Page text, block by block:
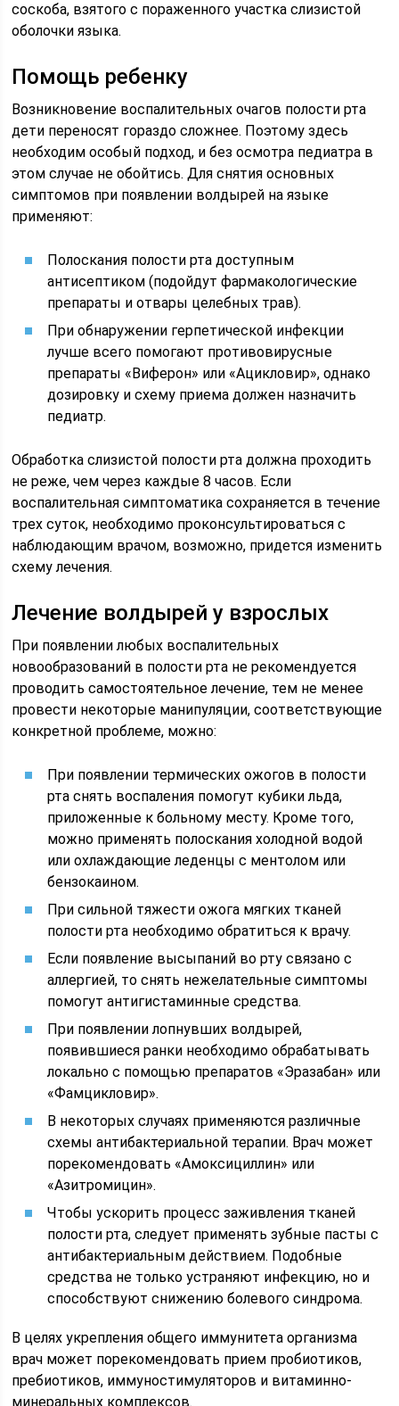
соскоба, взятого с пораженного участка слизистой
оболочки языка.
Помощь ребенку
Возникновение воспалительных очагов полости рта
дети переносят гораздо сложнее. Поэтому здесь
необходим особый подход, и без осмотра педиатра в
этом случае не обойтись. Для снятия основных
симптомов при появлении волдырей на языке
применяют:
Полоскания полости рта доступным
антисептиком (подойдут фармакологические
препараты и отвары целебных трав).
При обнаружении герпетической инфекции
лучше всего помогают противовирусные
препараты «Виферон» или «Ацикловир», однако
дозировку и схему приема должен назначить
педиатр.
Обработка слизистой полости рта должна проходить
не реже, чем через каждые 8 часов. Если
воспалительная симптоматика сохраняется в течение
трех суток, необходимо проконсультироваться с
наблюдающим врачом, возможно, придется изменить
схему лечения.
Лечение волдырей у взрослых
При появлении любых воспалительных
новообразований в полости рта не рекомендуется
проводить самостоятельное лечение, тем не менее
провести некоторые манипуляции, соответствующие
конкретной проблеме, можно:
При появлении термических ожогов в полости
рта снять воспаления помогут кубики льда,
приложенные к больному месту. Кроме того,
можно применять полоскания холодной водой
или охлаждающие леденцы с ментолом или
бензокаином.
При сильной тяжести ожога мягких тканей
полости рта необходимо обратиться к врачу.
Если появление высыпаний во рту связано с
аллергией, то снять нежелательные симптомы
помогут антигистаминные средства.
При появлении лопнувших волдырей,
появившиеся ранки необходимо обрабатывать
локально с помощью препаратов «Эразабан» или
«Фамцикловир».
В некоторых случаях применяются различные
схемы антибактериальной терапии. Врач может
порекомендовать «Амоксициллин» или
«Азитромицин».
Чтобы ускорить процесс заживления тканей
полости рта, следует применять зубные пасты с
антибактериальным действием. Подобные
средства не только устраняют инфекцию, но и
способствуют снижению болевого синдрома.
В целях укрепления общего иммунитета организма
врач может порекомендовать прием пробиотиков,
пребиотиков, иммуностимуляторов и витаминно-
минеральных комплексов.